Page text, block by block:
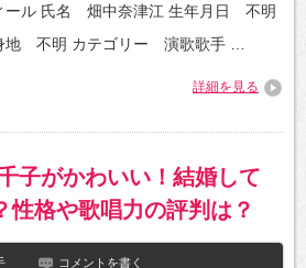
ール 氏名 畑中奈津江 生年月日 不明
地 不明 カテゴリー 演歌歌手 …
詳細を見る
子がかわいい！結婚して
性格や歌唱力の評判は？
コメントを書く